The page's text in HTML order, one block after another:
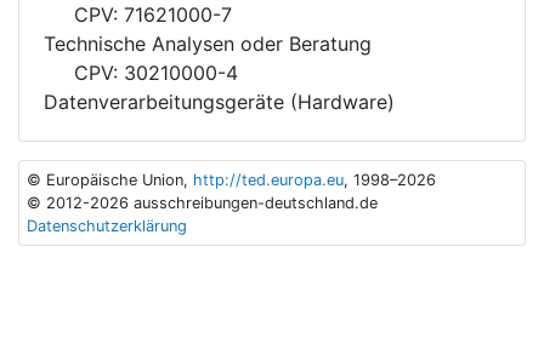
CPV: 71621000-7
Technische Analysen oder Beratung
CPV: 30210000-4
Datenverarbeitungsgeräte (Hardware)
© Europäische Union, http://ted.europa.eu, 1998–2026
© 2012-2026 ausschreibungen-deutschland.de
Datenschutzerklärung